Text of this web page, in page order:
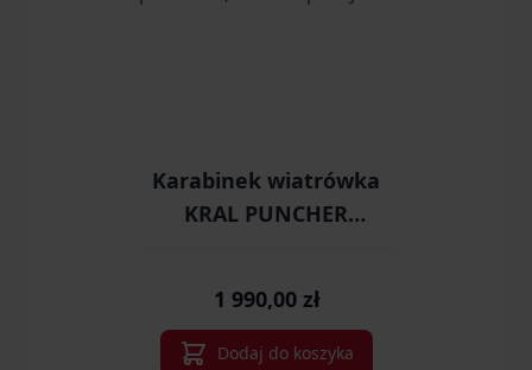
Karabinek wiatrówka
KRAL PUNCHER
1 990,00 zł
Dodaj do koszyka